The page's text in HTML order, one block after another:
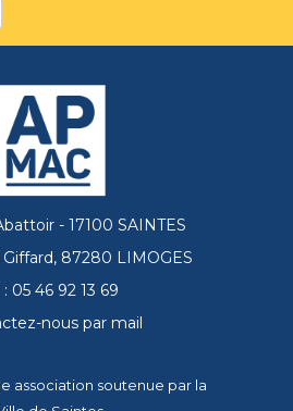
- 17100 SAINTES
87280 LIMOGES
: 05 46 92 13 69
nous par mail
association soutenue par la